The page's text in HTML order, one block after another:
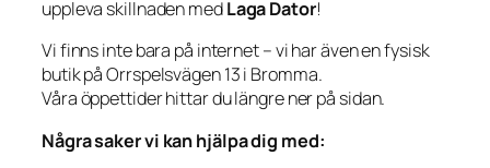
uppleva skillnaden medLaga Dator!
Vi finns inte bara på internet – vi har även en fysisk
butik på Orrspelsvägen 13 i Bromma.
Våra öppettider hittar du längre ner på sidan.
Några saker vi kan hjälpa dig med: